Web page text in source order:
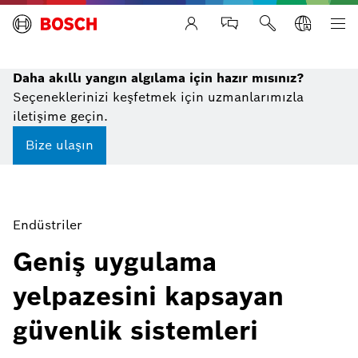
Life Safety Systems
Daha akıllı yangın algılama için hazır mısınız?
Seçeneklerinizi keşfetmek için uzmanlarımızla
iletişime geçin.
Bize ulaşın
Endüstriler
Geniş uygulama
yelpazesini kapsayan
güvenlik sistemleri